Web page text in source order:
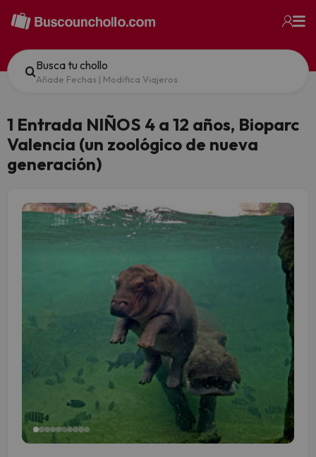
Busca tu chollo
Añade Fechas | Modifica Viajeros
1 Entrada NIÑOS 4 a 12 años, Bioparc
Valencia (un zoológico de nueva
generación)